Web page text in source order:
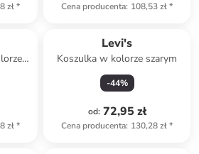
zł* Cena producenta: 108,53 zł*
zł*
Levi's
Koszulka w kolorze szarym
-44%
od: 72,95 zł
Cena producenta: 130,28 zł*